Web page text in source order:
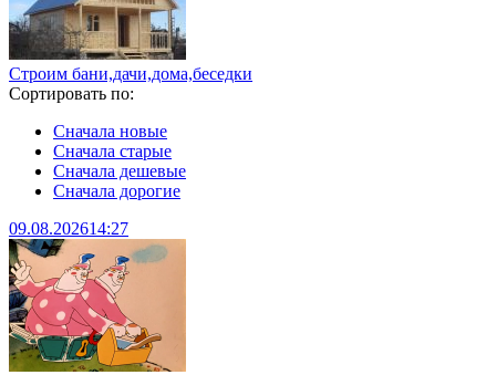
Строим бани,дачи,дома,беседки
Сортировать по:
Сначала новые
Сначала старые
Сначала дешевые
Сначала дорогие
09.08.202614:27